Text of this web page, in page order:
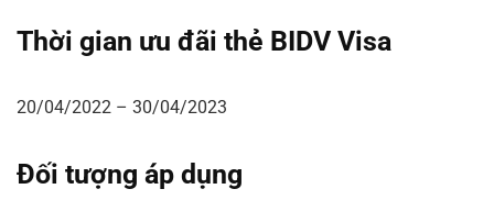
Thời gian ưu đãi thẻ BIDV Visa
20/04/2022 – 30/04/2023
Đối tượng áp dụng